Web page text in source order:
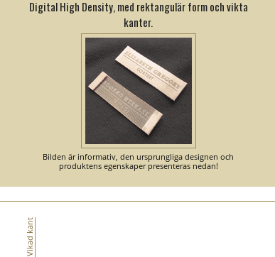
Digital High Density, med rektangulär form och vikta
kanter.
Bilden är informativ, den ursprungliga designen och
produktens egenskaper presenteras nedan!
Vikad kant